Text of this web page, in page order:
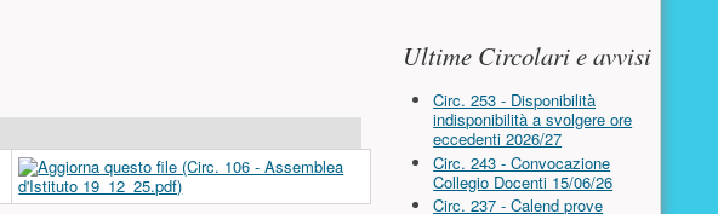
Ultime Circolari e avvisi
Circ. 253 - Disponibilità
indisponibilità a svolgere ore
eccedenti 2026/27
Circ. 243 - Convocazione
Collegio Docenti 15/06/26
Circ. 237 - Calend prove